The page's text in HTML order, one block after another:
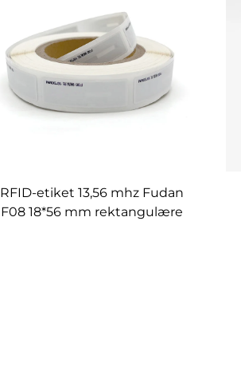
RFID-etiket 13,56 mhz Fudan
F08 18*56 mm rektangulære